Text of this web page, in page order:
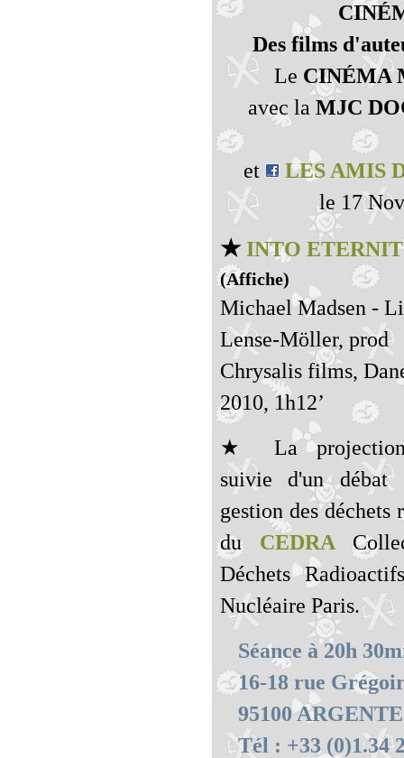
Des films
Le CINÉMA
avec la MJC
et
LES AMIS
le 17
★ INTO
(Affiche)
Michael Madsen -
Lense-Möller, prod
Chrysalis films,
2010, 1h12’
★ La
suivie d'un débat
gestion des
du CEDRA
Déchets
Nucléaire Paris.
Séance à 20h
16-18 rue
95100
Tél : +33 (0)1.34